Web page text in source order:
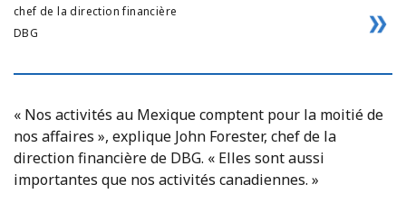
chef de la direction financière
DBG
« Nos activités au Mexique comptent pour la moitié de
nos affaires », explique John Forester, chef de la
direction financière de DBG. « Elles sont aussi
importantes que nos activités canadiennes. »